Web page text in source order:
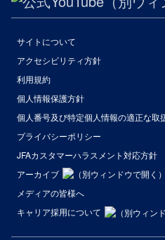
サイトについて
アクセシビリティ方針
利用規約
個人情報保護方針
個人番号及び特定個人情報の適正な取
プライバシーポリシー
JFAカスタマーハラスメント対応方針
アーカイブ
メディアの皆様へ
キャリア採用について